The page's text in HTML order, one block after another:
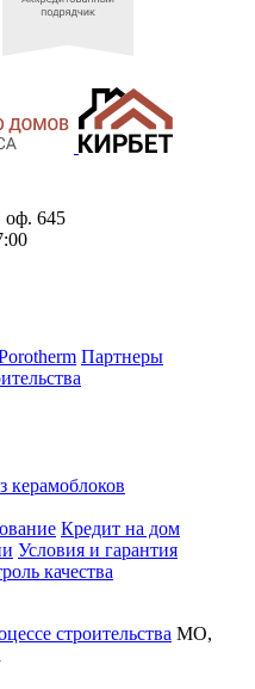
оф. 645
Партнеры
керамоблоков
Кредит на дом
Условия и гарантия
качества
строительства МО,